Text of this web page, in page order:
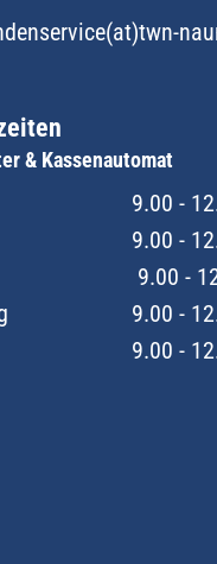
& Kassenautomat
9.00 -
9.00 -
9.00 -
9.00 -
9.00 -